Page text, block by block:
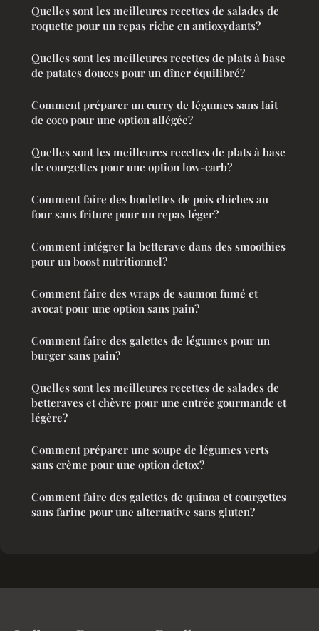
Quelles sont les meilleures recettes de salades de
roquette pour un repas riche en antioxydants?
Quelles sont les meilleures recettes de plats à base
de patates douces pour un dîner équilibré?
Comment préparer un curry de légumes sans lait
de coco pour une option allégée?
Quelles sont les meilleures recettes de plats à base
de courgettes pour une option low-carb?
Comment faire des boulettes de pois chiches au
four sans friture pour un repas léger?
Comment intégrer la betterave dans des smoothies
pour un boost nutritionnel?
Comment faire des wraps de saumon fumé et
avocat pour une option sans pain?
Comment faire des galettes de légumes pour un
burger sans pain?
Quelles sont les meilleures recettes de salades de
betteraves et chèvre pour une entrée gourmande et
légère?
Comment préparer une soupe de légumes verts
sans crème pour une option detox?
Comment faire des galettes de quinoa et courgettes
sans farine pour une alternative sans gluten?